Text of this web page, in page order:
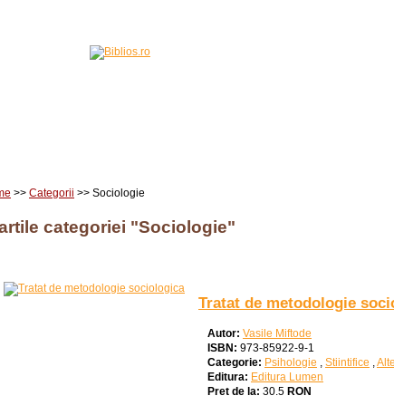
>> Categorii >> Sociologie
categoriei "Sociologie"
Tratat de metodologie
Autor: Vasile Miftode
ISBN: 973-85922-9-1
Categorie: Psihologie , Stiintifice ,
Editura: Editura Lumen
Pret de la: 30.5 RON